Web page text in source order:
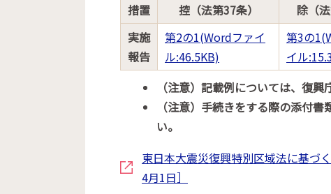
措置
控（法第37条）
除（
実施
報告
第2の1(Wordファイ
ル:46.5KB)
第3の
イル
（注意）記載例については、復
（注意）手続きをする際の添付
い。
東日本大震災復興特別区域法に基づ
4月1日］